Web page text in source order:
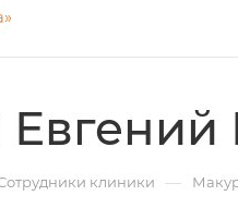
клиники —